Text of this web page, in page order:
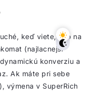
keď viete, ako na
(najlacnejší
konverziu a
Ak máte pri sebe
výmena v SuperRich